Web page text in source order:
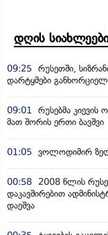
დღის სიახლეები
09:25 რუსეთში,
დარტყმები
09:01
რუსებმა კიევის
მათ შორის ერთი ბავშვი
01:05 ვოლოდიმირ
00:58
2008 წლის
დაკავშირებით
დაეშვა